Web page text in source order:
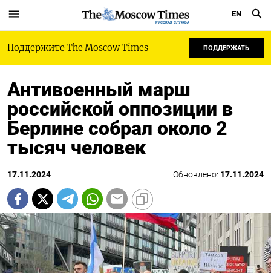
РУССКАЯ СЛУЖБА
EN
Поддержите The Moscow Times ПОДДЕРЖАТЬ
Антивоенный марш
российской оппозиции в
Берлине собрал около 2
тысяч человек
17.11.2024 Обновлено: 17.11.2024